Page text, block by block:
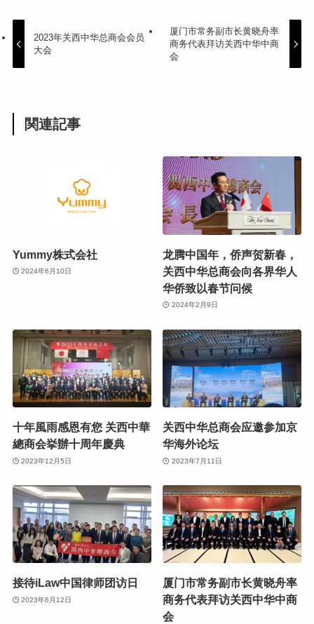
2023年关西中华总商会会员
大会
厦门市常务副市长黄晓舟率
商务代表拜访关西中华中商
会
関連記事
Yummy株式会社
2024年6月10日
龙腾中国年，侨声贺新春，
关西中华总商会向各界华人
华侨致以春节问候
2024年2月9日
十年風雨感恩有您 关西中華
總商会挙辦十周年慶典
2023年12月5日
关西中华总商会应邀参加京
华海外论坛
2023年7月11日
接待iLaw中国律师团访日
2023年6月12日
厦门市常务副市长黄晓舟率
商务代表拜访关西中华中商
会